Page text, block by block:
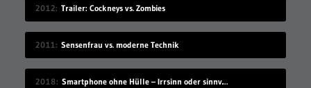
2012 Trailer: Cockneys vs. Zombies
2011 Sensenfrau vs. moderne Technik
2018 Smartphone ohne Hülle – Irrsinn oder sinnvoll?